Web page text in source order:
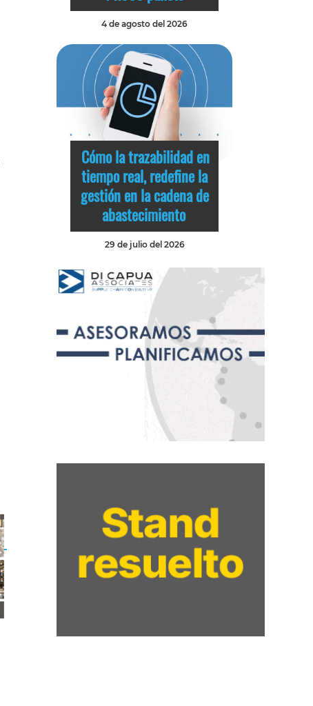
4 de agosto del 2026
Cómo la trazabilidad en
tiempo real, redefine la
gestión en la cadena de
abastecimiento
29 de julio del 2026